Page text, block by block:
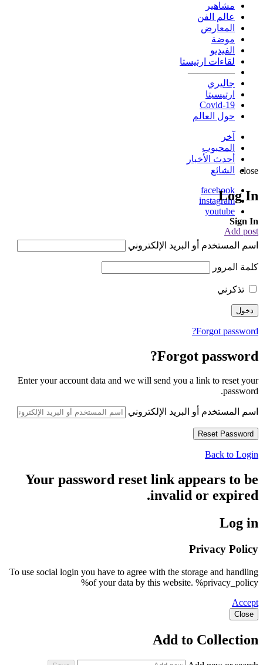
مشاهير
عالم الفن
المعارض
موضة
الفيديو
لقاءات ارتيستا
—————
جاليري
ارتيسيتا
Covid-19
حول العالم
آخر
المحبوب
أحدث الأخبار
الشائع
facebook
instagram
youtube
Add post
close
Log In
Sign In
اسم المستخدم أو البريد الإلكتروني
كلمة المرور
تذكرني
Forgot password?
Forgot password?
Enter your account data and we will send you a link to reset your
password.
اسم المستخدم أو البريد الإلكتروني
Back to Login
Your password reset link appears to be
invalid or expired.
Log in
Privacy Policy
To use social login you have to agree with the storage and handling
of your data by this website. %privacy_policy%
Accept
Close
Add to Collection